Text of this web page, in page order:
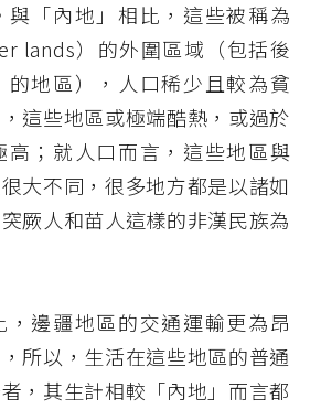
與「內地」相比，這些被稱為
lands）的外圍區域（包括後
的地區），人口稀少且較為貧
這些地區或極端酷熱，或過於
高；就人口而言，這些地區與
很大不同，很多地方都是以諸如
厥人和苗人這樣的非漢民族為
，邊疆地區的交通運輸更為昂
所以，生活在這些地區的普通
，其生計相較「內地」而言都